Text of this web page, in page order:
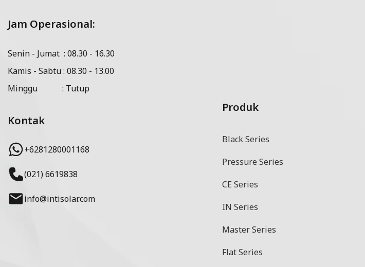
Jam Operasional:
Senin - Jumat : 08.30 - 16.30
Kamis - Sabtu : 08.30 - 13.00
Minggu : Tutup
Kontak
+6281280001168
(021) 6619838
info@intisolar.com
Produk
Black Series
Pressure Series
CE Series
IN Series
Master Series
Flat Series